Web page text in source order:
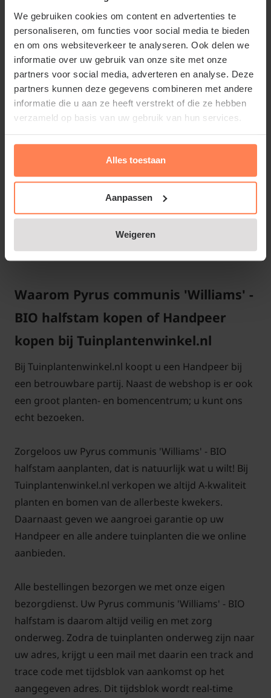
We gebruiken cookies om content en advertenties te
personaliseren, om functies voor social media te bieden
en om ons websiteverkeer te analyseren. Ook delen we
informatie over uw gebruik van onze site met onze
partners voor social media, adverteren en analyse. Deze
partners kunnen deze gegevens combineren met andere
informatie die u aan ze heeft verstrekt of die ze hebben
verzameld op basis van uw gebruik van hun services.
Alles toestaan
Aanpassen
Weigeren
goed te bewaren, dus meteen na het plukken
consumeren.
Belangrijke info: Deze plant is biologisch
gekweekt door een, door SKAL gecertificeerde,
kwekerij. Dit houdt in dat de plant niet is
bespoten met insecticiden en dat er geen gebruik
wordt gemaakt van kunstmest. Bij de planten
aan bij levering. Ook kan het blad her en der wat
natuur. De plant kan hiertegen en zal gewoon
verder groeien. Wij vragen uw begrip hiervoor.
Standplaats Pyrus communis
'Williams' BIO
Deze halfstam perenboom zal uiteindelijk uitgroeien
tot een echte boom. Geef hem de ruimte die hij
nodig heeft om zich te ontwikkelen. Al het fruit, dus
fruitboom daarom een zo zonnig mogelijk plekje in
uw tuin. Pyrus communis 'Williams' BIO heeft
goud/gele vruchten. Deze perensoort is niet goed te
bewaren, dus meteen na het plukken consumeren.
Ook leuk om toe te passen in een fruit- of
groentetuin.
Pyrus communis 'Williams' BIO
snoeien en onderhouden
Snoeien van de perenboom kan het beste in de
winter gebeuren. Zorg uiteindelijk voor een open
boom met een aantal hoofdtakken, van waaruit de
Waarom Pyrus communis 'Williams' -
BIO halfstam kopen of Handpeer
kopen bij Tuinplantenwinkel.nl
Bij Tuinplantenwinkel.nl koopt u een Handpeer bij
een betrouwbare partij. Naast de webshop is er ook
een groot planten- en bomencentrum; u kunt ons
echt bezoeken.
Zorgeloos uw Pyrus communis 'Williams' - BIO
halfstam aanplanten, dat is natuurlijk wat u wilt! Bij
Tuinplantenwinkel.nl verkopen we altijd A-kwaliteit
planten en bomen van de allerbeste kwekers.
Daarnaast geven we aangroei garantie op uw
Handpeer en alle andere tuinplanten die we online
aanbieden.
Alle bestellingen bezorgen we met onze eigen
bezorgdienst. Uw Pyrus communis 'Williams' - BIO
halfstam is daarom altijd veilig en met zorg
onderweg. Zodra de tuinplanten onderweg zijn naar
uw adres, krijgt u een mail met daarin een track and
trace code met tijdsblok van aankomst op het
aangegeven adres. Dit tijdsblok wordt real-time